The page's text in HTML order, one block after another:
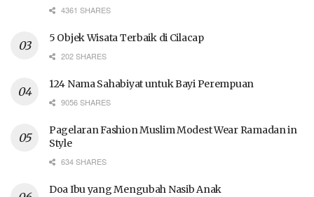
4361 SHARES
5 Objek Wisata Terbaik di Cilacap
202 SHARES
124 Nama Sahabiyat untuk Bayi Perempuan
9056 SHARES
Pagelaran Fashion Muslim Modest Wear Ramadan in
Style
634 SHARES
Doa Ibu yang Mengubah Nasib Anak